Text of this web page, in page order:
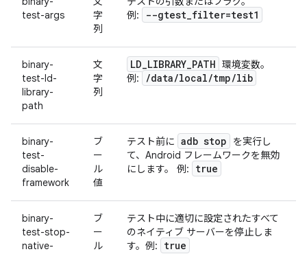
test-args
字
列
例:
--gtest_filter=test1
binary-
test-ld-
library-
path
文
字
列
LD_LIBRARY_PATH 環境変数。
例:
/data/local/tmp/lib
binary-
test-
disable-
framework
ブ
ー
ル
値
テスト前に adb stop
を実行し
て、Android フレームワークを無効
にします。 例:
true
binary-
test-stop-
native-
ブ
ー
ル
テスト中に適切に設定されたすべて
のネイティブ サーバーを停止しま
す。例:
true